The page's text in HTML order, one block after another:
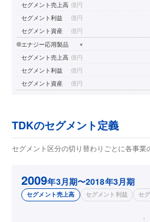
セグメント売上高 億円
セグメント利益
億円
セグメント資産
億円
エナジー応用製品
▾
セグメント売上高 億円
セグメント利益
億円
セグメント資産
億円
TDKのセグメント定義
セグメント区分の切り替わりごとに各事業
2009年3月期〜2018年3月期
セグメント売上高 セグメント利益 セ